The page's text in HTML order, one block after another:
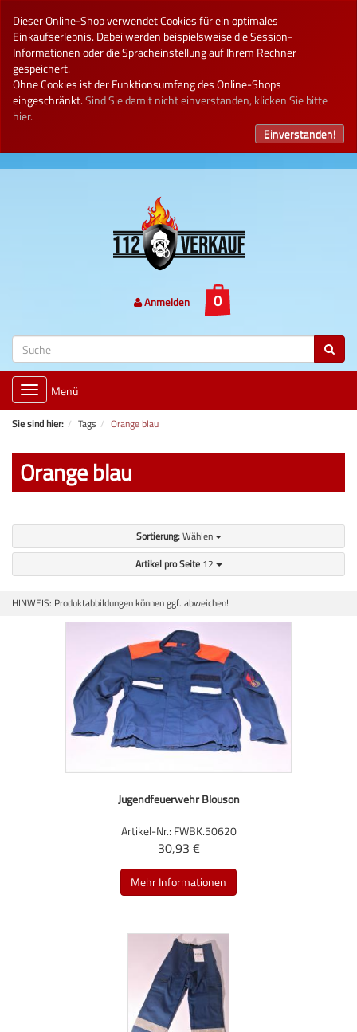
Dieser Online-Shop verwendet Cookies für ein optimales
Einkaufserlebnis. Dabei werden beispielsweise die Session-
Informationen oder die Spracheinstellung auf Ihrem Rechner
gespeichert.
Ohne Cookies ist der Funktionsumfang des Online-Shops
eingeschränkt.Sind Sie damit nicht einverstanden, klicken Sie bitte
hier.
Einverstanden!
Anmelden
Toggle
navigation
Menü
Sie sind hier: Tags Orange blau
Orange blau
Sortierung:Wählen
Artikel pro Seite 12
HINWEIS: Produktabbildungen können ggf. abweichen!
Jugendfeuerwehr Blouson
Artikel-Nr.: FWBK.50620
30,93 €
Mehr Informationen